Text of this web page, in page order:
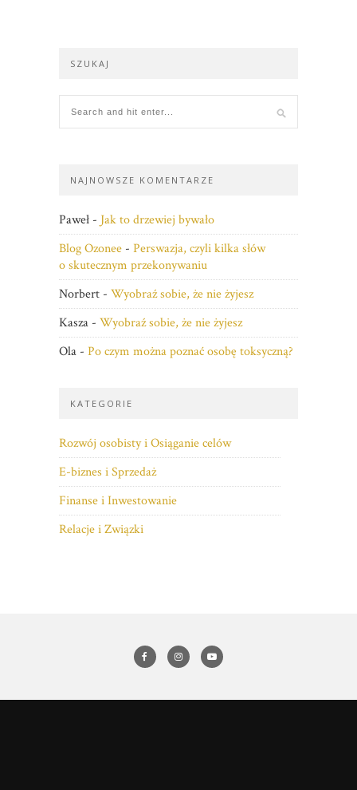
SZUKAJ
NAJNOWSZE KOMENTARZE
Paweł - Jak to drzewiej bywało
Blog Ozonee - Perswazja, czyli kilka słów
o skutecznym przekonywaniu
Norbert - Wyobraź sobie, że nie żyjesz
Kasza - Wyobraź sobie, że nie żyjesz
Ola - Po czym można poznać osobę toksyczną?
KATEGORIE
Rozwój osobisty i Osiąganie celów
E-biznes i Sprzedaż
Finanse i Inwestowanie
Relacje i Związki